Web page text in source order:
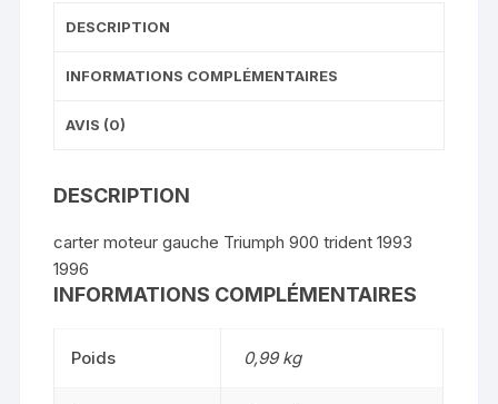
DESCRIPTION
INFORMATIONS COMPLÉMENTAIRES
AVIS (0)
DESCRIPTION
carter moteur gauche Triumph 900 trident 1993
1996
INFORMATIONS COMPLÉMENTAIRES
Poids 0,99 kg